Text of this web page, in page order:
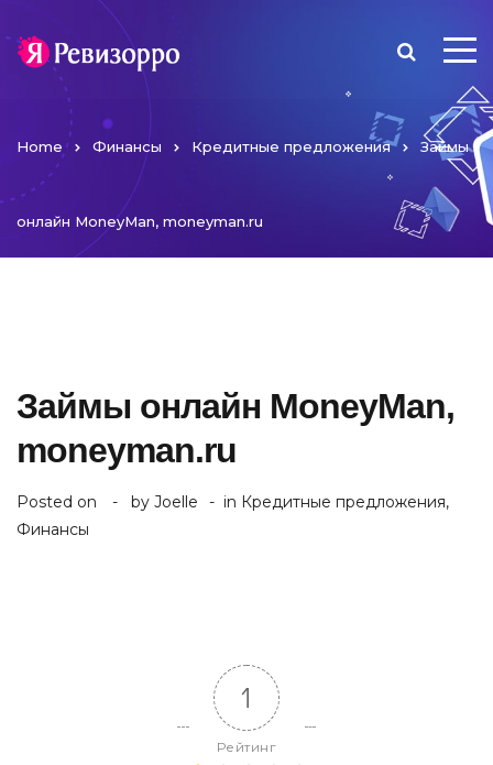
Home Финансы Кредитные предложения Займы
онлайн MoneyMan, moneyman.ru
Займы онлайн MoneyMan,
moneyman.ru
Posted on by Joelle in Кредитные предложения,
Финансы
1
Рейтинг